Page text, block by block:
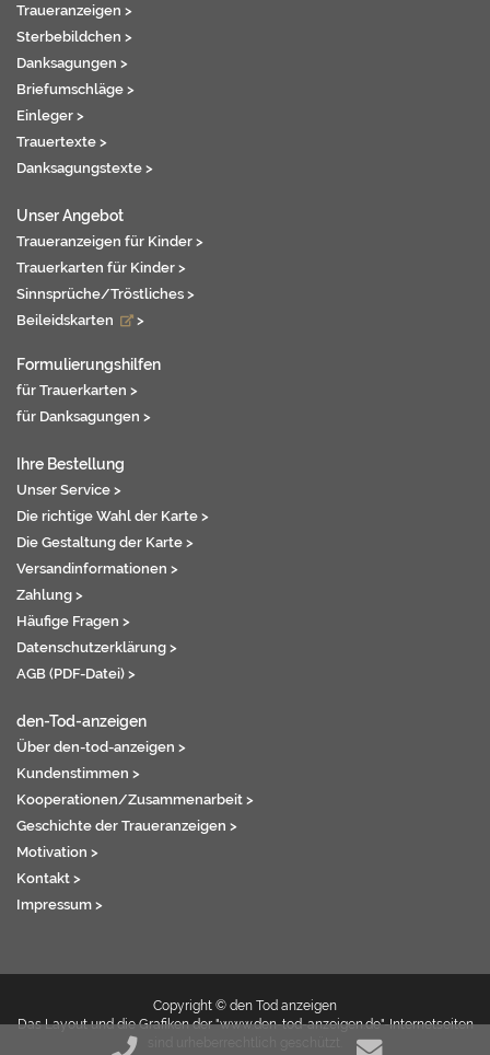
Traueranzeigen >
Sterbebildchen >
Danksagungen >
Briefumschläge >
Einleger >
Trauertexte >
Danksagungstexte >
Unser Angebot
Traueranzeigen für Kinder >
Trauerkarten für Kinder >
Sinnsprüche/Tröstliches >
Beileidskarten
>
Formulierungshilfen
für Trauerkarten >
für Danksagungen >
Ihre Bestellung
Unser Service >
Die richtige Wahl der Karte >
Die Gestaltung der Karte >
Versandinformationen >
Zahlung >
Häufige Fragen >
Datenschutzerklärung >
AGB (PDF-Datei) >
den-Tod-anzeigen
Über den-tod-anzeigen >
Kundenstimmen >
Kooperationen/Zusammenarbeit >
Geschichte der Traueranzeigen >
Motivation >
Kontakt >
Impressum >
Copyright © den Tod anzeigen
Das Layout und die Grafiken der "www.den-tod-anzeigen.de"-Internetseiten